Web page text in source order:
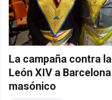
La campaña contra
León XIV a
masónico